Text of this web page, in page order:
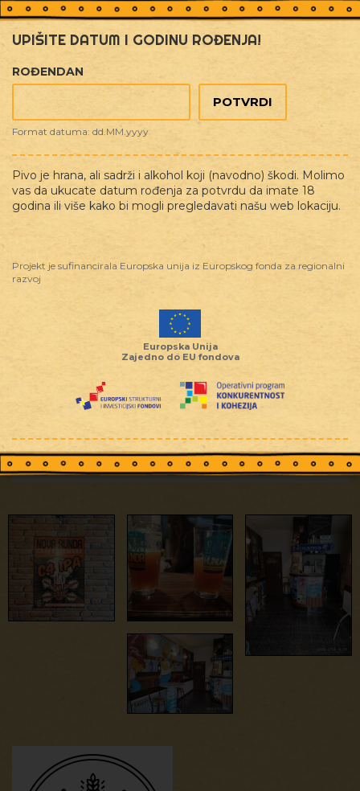
KUŠAONICA TO & TO
UPIŠITE DATUM I GODINU ROĐENJA!
ROĐENDAN
Format datuma: dd.MM.yyyy
Pivo je hrana, ali sadrži i alkohol koji (navodno) škodi. Molimo
vas da ukucate datum rođenja za potvrdu da imate 18
godina ili više kako bi mogli pregledavati našu web lokaciju.
Projekt je sufinancirala Europska unija iz Europskog fonda za regionalni
razvoj
Europska Unija
Zajedno do EU fondova